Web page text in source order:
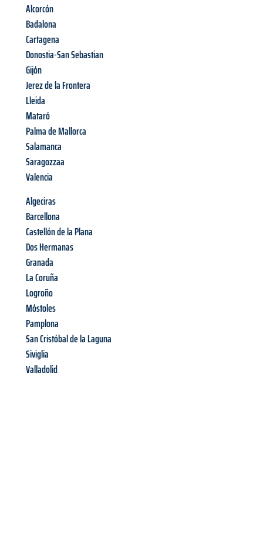
Alcorcón
Badalona
Cartagena
Donostia-San Sebastian
Gijón
Jerez de la Frontera
Lleida
Mataró
Palma de Mallorca
Salamanca
Saragozzaa
Valencia
Algeciras
Barcellona
Castellón de la Plana
Dos Hermanas
Granada
La Coruña
Logroño
Móstoles
Pamplona
San Cristóbal de la Laguna
Siviglia
Valladolid